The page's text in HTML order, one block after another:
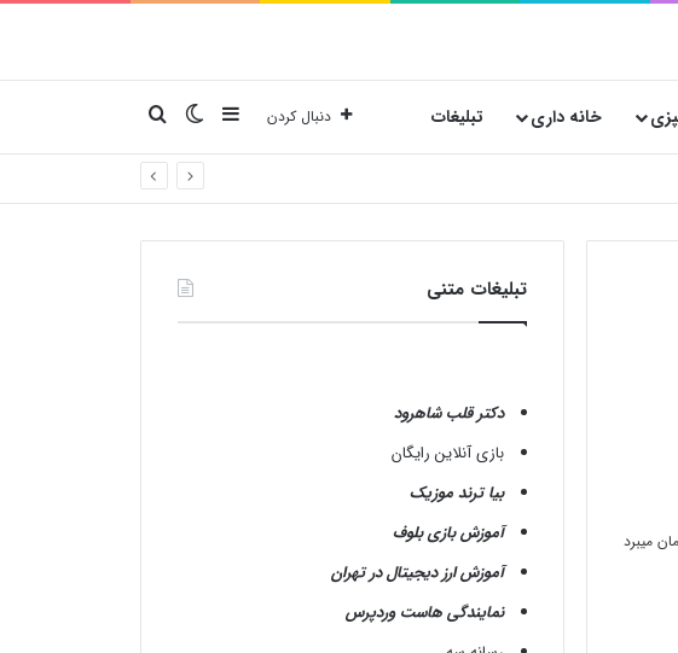
خانه داری تبلیغات دنبال کردن نوارکناریتغییر پوسته
جستجو برای
تبلیغات متنی
دکتر قلب شاهرود
بازی آنلاین رایگان
بیا ترند موزیک
آموزش بازی بلوف
آموزش ارز دیجیتال در تهران
نمایندگی هاست وردپرس